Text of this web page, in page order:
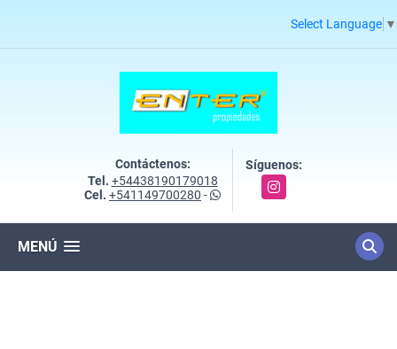
Select Language ▼
Contáctenos:
Tel. +54438190179018
Cel. +541149700280 -
Síguenos:
Instagram
MENÚ